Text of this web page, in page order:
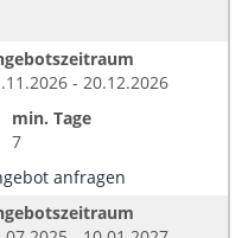
- 20.12.2026
min. Tage
7
anfragen